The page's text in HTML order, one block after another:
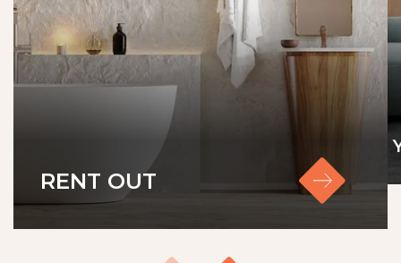
RENT OUT